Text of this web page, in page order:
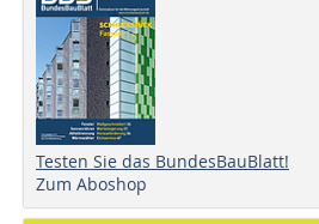
Testen Sie das BundesBauBlatt!
Zum Aboshop